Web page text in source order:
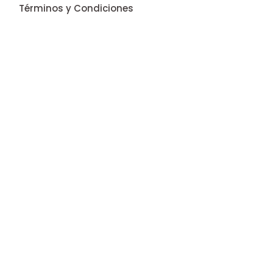
Términos y Condiciones